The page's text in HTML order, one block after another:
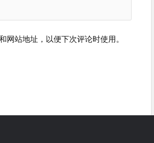
站地址，以便下次评论时使用。